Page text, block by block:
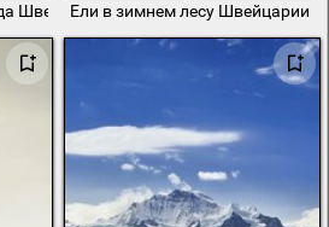
ШвейцарииЕли в зимнем лесу Швейцарии